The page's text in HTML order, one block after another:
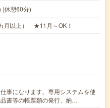
(休憩60分)
月以上） ★11月～OK！
事になります。専用システムを使
書等の帳票類の発行、納…